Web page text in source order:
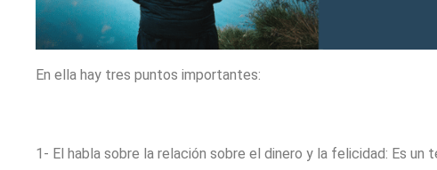
En ella hay tres puntos importantes:
1- El habla sobre la relación sobre el dinero y la felicidad: Es un